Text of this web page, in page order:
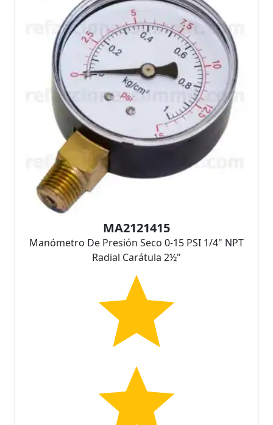
MA2121415
Manómetro De Presión Seco 0-15 PSI 1/4" NPT
Radial Carátula 2½"